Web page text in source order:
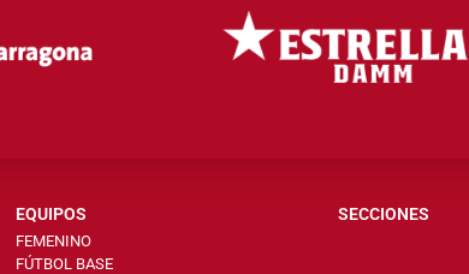
EQUIPOS
FEMENINO
FÚTBOL BASE
SECCIONES